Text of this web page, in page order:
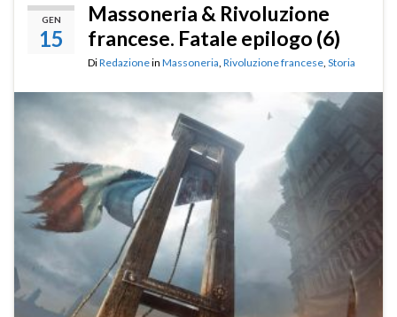
GEN
15
Massoneria & Rivoluzione
francese. Fatale epilogo (6)
DiRedazionein Massoneria, Rivoluzione francese, Storia